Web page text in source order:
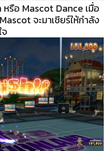
หรือ Mascot Dance เมื่อ
จะมาเชียร์ให้กำลัง
จ